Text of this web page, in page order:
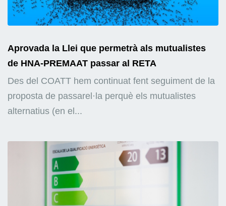
Aprovada la Llei que permetrà als mutualistes
de HNA-PREMAAT passar al RETA
Des del COATT hem continuat fent seguiment de la
proposta de passarel·la perquè els mutualistes
alternatius (en el...